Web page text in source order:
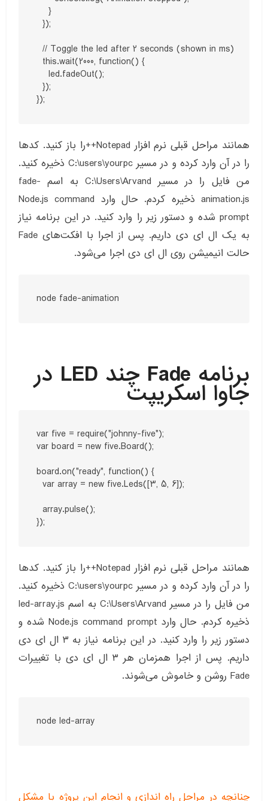
    }
  });
  // Toggle the led after 2 seconds (shown in ms)
  this.wait(2000, function() {
    led.fadeOut();
  });
});
همانند مراحل قبلی نرم افزار Notepad++را باز کنید. کدها
را در آن وارد کرده و در مسیر C:\users\yourpc ذخیره کنید.
من فایل را در مسیر C:\Users\Arvand به اسم fade-
animation.js ذخیره کردم. حال وارد Node.js command
prompt شده و دستور زیر را وارد کنید. در این برنامه نیاز
به یک ال ای دی داریم. پس از اجرا با افکت‌های Fade
حالت انیمیشن روی ال ای دی اجرا می‌شود.
node fade-animation
برنامه Fade چند LED در
جاوا اسکریپت
var five = require("johnny-five");
var board = new five.Board();
board.on("ready", function() {
  var array = new five.Leds([3, 5, 6]);
  array.pulse();
همانند مراحل قبلی نرم افزار Notepad++را باز کنید. کدها
را در آن وارد کرده و در مسیر C:\users\yourpc ذخیره کنید.
من فایل را در مسیر C:\Users\Arvand به اسم led-array.js
ذخیره کردم. حال وارد Node.js command prompt شده و
دستور زیر را وارد کنید. در این برنامه نیاز به ۳ ال ای دی
داریم. پس از اجرا همزمان هر ۳ ال ای دی با تغییرات
Fade روشن و خاموش می‌شوند.
node led-array
چنانچه در مراحل راه اندازی و انجام این پروژه با مشکل